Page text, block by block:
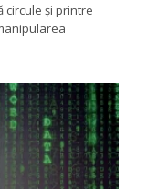
circule și printre